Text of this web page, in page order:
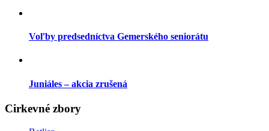
Voľby predsedníctva Gemerského seniorátu
Juniáles – akcia zrušená
Cirkevné zbory